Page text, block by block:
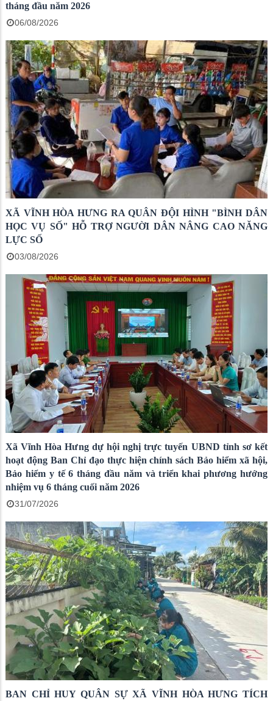
tháng đầu năm 2026
06/08/2026
XÃ VĨNH HÒA HƯNG RA QUÂN ĐỘI HÌNH "BÌNH DÂN
HỌC VỤ SỐ" HỖ TRỢ NGƯỜI DÂN NÂNG CAO NĂNG
LỰC SỐ
03/08/2026
Xã Vĩnh Hòa Hưng dự hội nghị trực tuyến UBND tỉnh sơ kết
hoạt động Ban Chỉ đạo thực hiện chính sách Bảo hiểm xã hội,
Bảo hiểm y tế 6 tháng đầu năm và triển khai phương hướng
nhiệm vụ 6 tháng cuối năm 2026
31/07/2026
BAN CHỈ HUY QUÂN SỰ XÃ VĨNH HÒA HƯNG TÍCH